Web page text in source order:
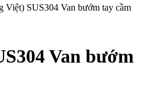
Việt) SUS304 Van bướm tay cầm
Van bướm